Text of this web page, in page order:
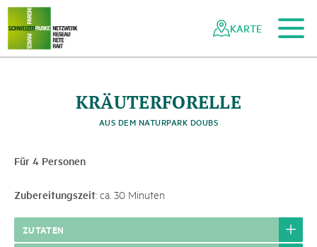
Navigieren
Netzwerk
Schweizer
Schnellnavigation
Zum Hauptinhalt
Zur mobilen Navigation
Zur Suche
Zum Fussbereich
Zur Sitemap
KARTE
KRÄUTERFORELLE
AUS DEM NATURPARK DOUBS
Für 4 Personen
Zubereitungszeit: ca. 30 Minuten
ZUTATEN